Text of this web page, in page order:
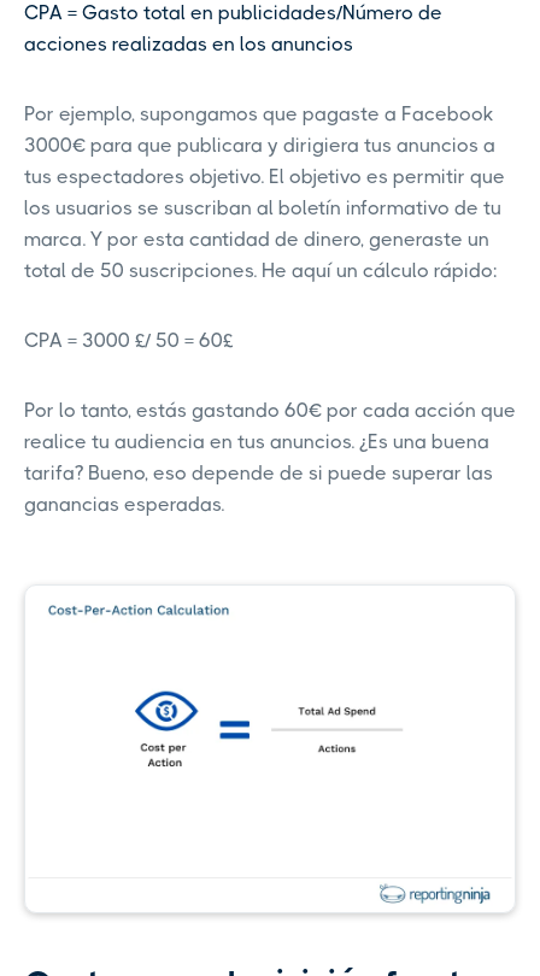
CPA = Gasto total en publicidades/Número de
acciones realizadas en los anuncios
Por ejemplo, supongamos que pagaste a Facebook
3000€ para que publicara y dirigiera tus anuncios a
tus espectadores objetivo. El objetivo es permitir que
los usuarios se suscriban al boletín informativo de tu
marca. Y por esta cantidad de dinero, generaste un
total de 50 suscripciones. He aquí un cálculo rápido:
CPA = 3000 £/ 50 = 60£
Por lo tanto, estás gastando 60€ por cada acción que
realice tu audiencia en tus anuncios. ¿Es una buena
tarifa? Bueno, eso depende de si puede superar las
ganancias esperadas.